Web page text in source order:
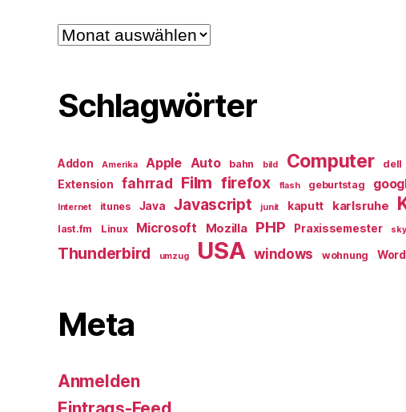
Archiv
Schlagwörter
Addon Amerika Apple Auto bahn bild Computer dell
Extension fahrrad Film firefox flash geburtstag
Internet itunes Java Javascript junit kaputt karlsruhe
last.fm Linux Microsoft Mozilla PHP Praxissemester
Thunderbird umzug USA windows wohnung
Meta
Anmelden